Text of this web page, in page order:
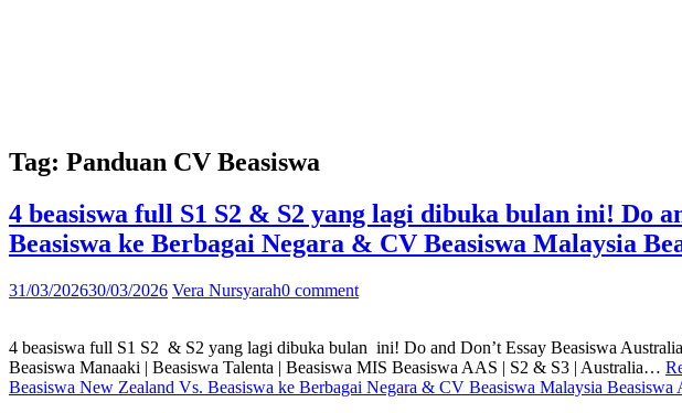
Tag: Panduan CV Beasiswa
4 beasiswa full S1 S2 & S2 yang lagi dibuka bulan ini! Do
Beasiswa ke Berbagai Negara & CV Beasiswa Malaysia
31/03/202630/03/2026 Vera Nursyarah0 comment
4 beasiswa full S1 S2 & S2 yang lagi dibuka bulan ini! Do and Don’t Essay Beasiswa
Beasiswa Manaaki | Beasiswa Talenta | Beasiswa MIS Beasiswa AAS | S2 & S3 | Australia…
Beasiswa New Zealand Vs. Beasiswa ke Berbagai Negara & CV Beasiswa Malaysia